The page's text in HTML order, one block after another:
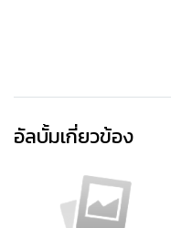
อัลบั้มเกี่ยวข้อง